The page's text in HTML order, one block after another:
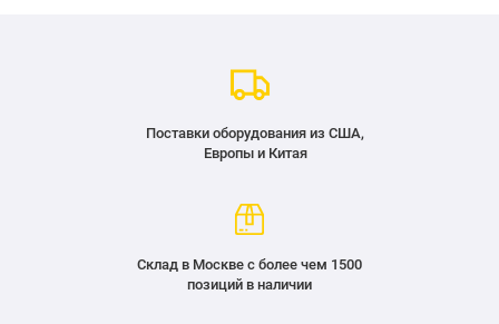
Поставки оборудования из США,
Европы и Китая
Склад в Москве с более чем 1500
позиций в наличии